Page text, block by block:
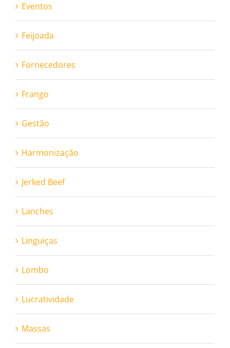
Eventos
Feijoada
Fornecedores
Frango
Gestão
Harmonização
Jerked Beef
Lanches
Linguiças
Lombo
Lucratividade
Massas